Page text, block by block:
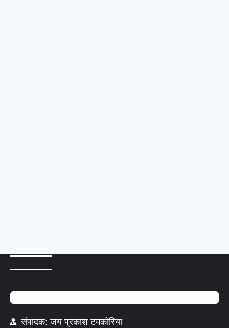
संपादक: जय प्रकाश टमकोरिया